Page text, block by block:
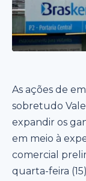
As ações de
sobretudo
expandir os
em meio à
comercial
quarta-feira